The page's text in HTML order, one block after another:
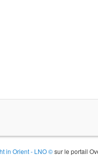
in Orient - LNO ©sur le portail